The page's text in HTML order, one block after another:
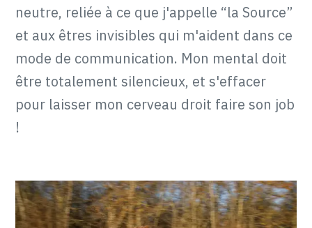
neutre, reliée à ce que j'appelle “la Source”
et aux êtres invisibles qui m'aident dans ce
mode de communication. Mon mental doit
être totalement silencieux, et s'effacer
pour laisser mon cerveau droit faire son job
!